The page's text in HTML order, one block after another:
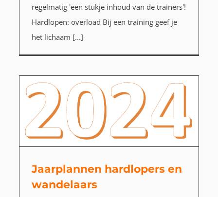
regelmatig 'een stukje inhoud van de trainers'!
Hardlopen: overload Bij een training geef je
het lichaam [...]
Jaarplannen hardlopers en
wandelaars